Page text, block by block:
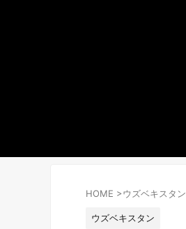
HOME >ウズベキスタン
ウズベキスタン